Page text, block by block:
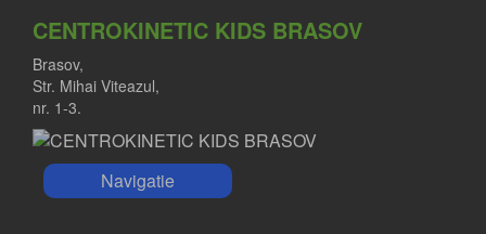
Dr. Octavian Holban
Medic specialist neurologie
CENTROKINETIC KIDS BRASOV
Brasov,
Str. Mihai Viteazul,
nr. 1-3.
Navigatie